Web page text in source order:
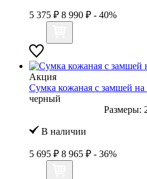
5 375 ₽ 8 990 ₽ - 40%
Акция
Сумка кожаная с замшей
черный
Размеры:
В наличии
5 695 ₽ 8 965 ₽ - 36%